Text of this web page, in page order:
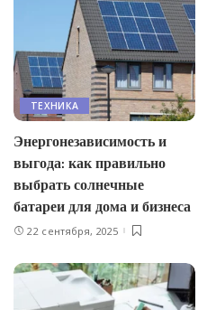
ТЕХНИКА
Энергонезависимость и
выгода: как правильно
выбрать солнечные
батареи для дома и бизнеса
22 сентября, 2025